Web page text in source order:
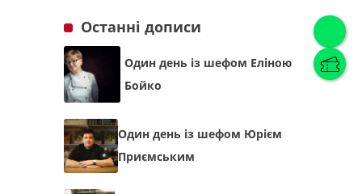
Українська (Українська)
Українська
Останні дописи
Один день із шефом Еліною
Бойко
Один день із шефом Юрієм
Приємським